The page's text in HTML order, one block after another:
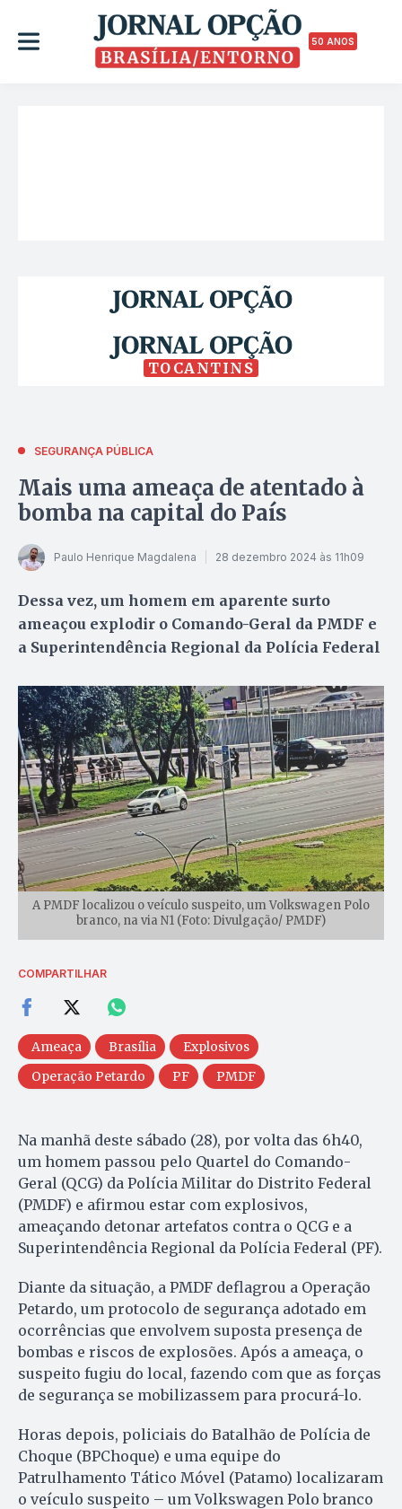
50 ANOS
TOCANTINS
SEGURANÇA PÚBLICA
Mais uma ameaça de atentado à
bomba na capital do País
Paulo Henrique Magdalena 28 dezembro 2024 às 11h09
Dessa vez, um homem em aparente surto
ameaçou explodir o Comando-Geral da PMDF e
a Superintendência Regional da Polícia Federal
A PMDF localizou o veículo suspeito, um Volkswagen Polo
branco, na via N1 (Foto: Divulgação/ PMDF)
COMPARTILHAR
Ameaça Brasília
Explosivos
Operação Petardo
PF PMDF
Na manhã deste sábado (28), por volta das 6h40,
um homem passou pelo Quartel do Comando-
Geral (QCG) da Polícia Militar do Distrito Federal
(PMDF) e afirmou estar com explosivos,
ameaçando detonar artefatos contra o QCG e a
Superintendência Regional da Polícia Federal (PF).
Diante da situação, a PMDF deflagrou a Operação
Petardo, um protocolo de segurança adotado em
ocorrências que envolvem suposta presença de
bombas e riscos de explosões. Após a ameaça, o
suspeito fugiu do local, fazendo com que as forças
de segurança se mobilizassem para procurá-lo.
Horas depois, policiais do Batalhão de Polícia de
Choque (BPChoque) e uma equipe do
Patrulhamento Tático Móvel (Patamo) localizaram
o veículo suspeito – um Volkswagen Polo branco